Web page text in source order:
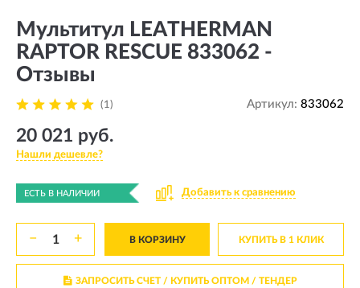
Мультитул LEATHERMAN
RAPTOR RESCUE 833062 -
Отзывы
(1) Артикул: 833062
20 021 руб.
Нашли дешевле?
ЕСТЬ В НАЛИЧИИ Добавить к сравнению
− + В КОРЗИНУ КУПИТЬ В 1 КЛИК
ЗАПРОСИТЬ СЧЕТ / КУПИТЬ ОПТОМ/ ТЕНДЕР